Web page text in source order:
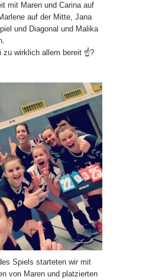
mit Maren und Carina auf
auf der Mitte, Jana
und Diagonal und Malika
zu wirklich allem bereit ☝?
Spiels starteten wir mit
von Maren und platzierten